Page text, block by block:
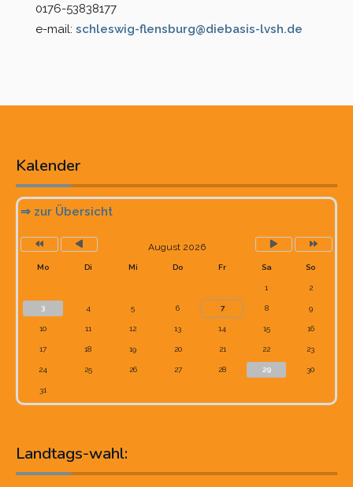
Kalender
⇒ zur Übersicht
August 2026
Mo Di Mi Do Fr Sa So
1 2
3 4 5 6 7 8 9
10 11 12 13 14 15 16
17 18 19 20 21 22 23
24 25 26 27 28 29 30
31
Landtags-wahl:
0176-53838177
e-mail: schleswig-flensburg@diebasis-lvsh.de
Eckernförde